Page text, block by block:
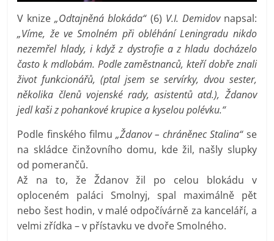
V knize „Odtajněná blokáda“(6) V.I. Demidovnapsal:
„Víme, že ve Smolném při obléhání Leningradu nikdo
nezemřel hlady, i když z dystrofie a z hladu docházelo
často k mdlobám. Podle zaměstnanců, kteří dobře znali
život funkcionářů, (ptal jsem se servírky, dvou sester,
několika členů vojenské rady, asistentů atd.), Ždanov
jedl kaši z pohankové krupice a kyselou polévku.“
Podle finského filmu „Ždanov – chráněnec Stalina“se
na skládce činžovního domu, kde žil, našly slupky
od pomerančů.
Až na to, že Ždanov žil po celou blokádu v
oploceném paláci Smolnyj, spal maximálně pět
nebo šest hodin, v malé odpočívárně za kanceláří, a
velmi zřídka – v přístavku ve dvoře Smolného.